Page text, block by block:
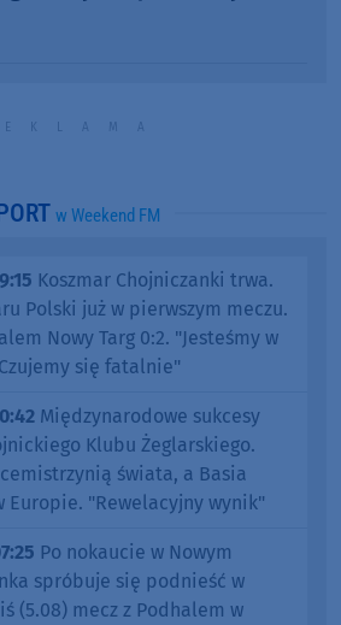
w Weekend FM
Koszmar Chojniczanki trwa.
Polski już w pierwszym meczu.
Nowy Targ 0:2. "Jesteśmy w
się fatalnie"
Międzynarodowe sukcesy
Klubu Żeglarskiego.
świata, a Basia
Europie. "Rewelacyjny wynik"
Po nokaucie w Nowym
spróbuje się podnieść w
(5.08) mecz z Podhalem w